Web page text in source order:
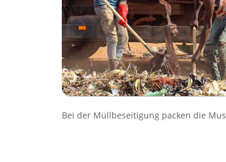
Bei der Müllbeseitigung packen die